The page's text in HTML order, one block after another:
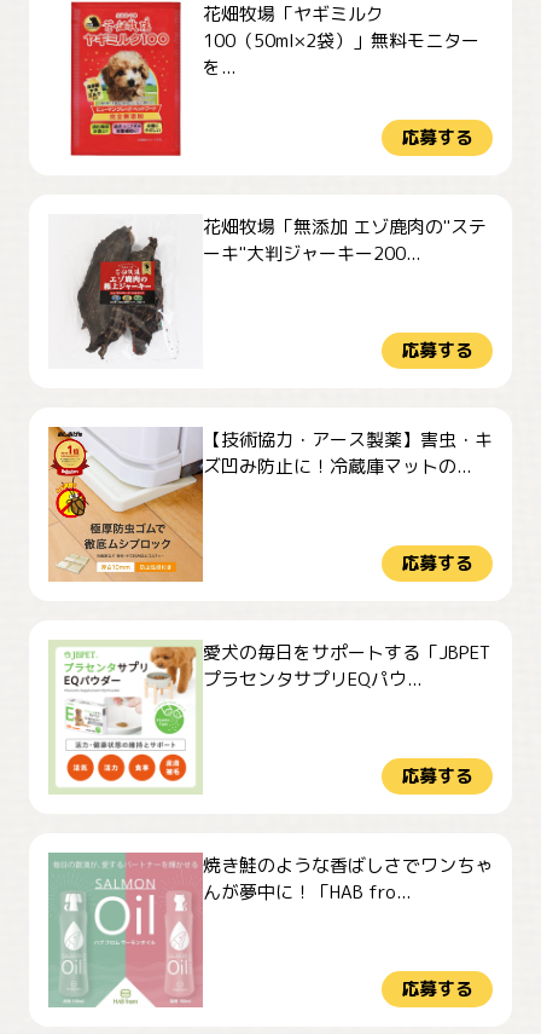
花畑牧場「ヤギミルク
100（50ml×2袋）」無料モニター
を...
応募する
花畑牧場「無添加 エゾ鹿肉の"ステ
ーキ"大判ジャーキー200...
応募する
【技術協力・アース製薬】害虫・キ
ズ凹み防止に！冷蔵庫マットの...
応募する
愛犬の毎日をサポートする「JBPET
プラセンタサプリEQパウ...
応募する
焼き鮭のような香ばしさでワンちゃ
んが夢中に！「HAB fro...
応募する